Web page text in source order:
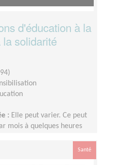
d'éducation à la
solidarité
: Elle peut varier. Ce peut
mois à quelques heures
Santé